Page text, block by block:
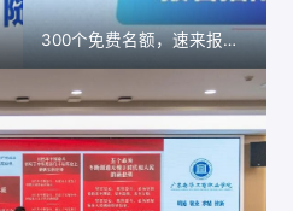
300个免费名额，速来报名！